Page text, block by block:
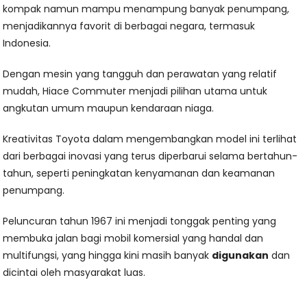
kompak namun mampu menampung banyak penumpang,
menjadikannya favorit di berbagai negara, termasuk
Indonesia.
Dengan mesin yang tangguh dan perawatan yang relatif
mudah, Hiace Commuter menjadi pilihan utama untuk
angkutan umum maupun kendaraan niaga.
Kreativitas Toyota dalam mengembangkan model ini terlihat
dari berbagai inovasi yang terus diperbarui selama bertahun-
tahun, seperti peningkatan kenyamanan dan keamanan
penumpang.
Peluncuran tahun 1967 ini menjadi tonggak penting yang
membuka jalan bagi mobil komersial yang handal dan
multifungsi, yang hingga kini masih banyak digunakan dan
dicintai oleh masyarakat luas.